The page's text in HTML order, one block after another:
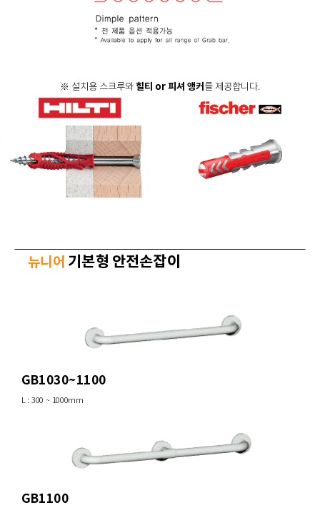
※ 설치용 스크루와힐티 or 피셔 앵커를 제공합니다.
뉴니어 기본형 안전손잡이
GB1030~1100
L : 300 ~ 1000mm
GB1100